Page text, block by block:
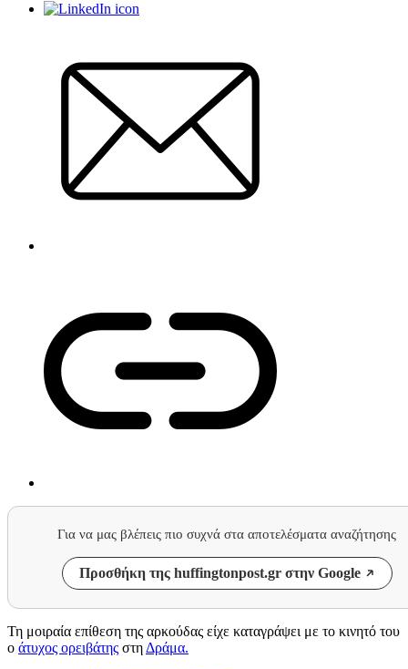
Για να μας βλέπεις πιο συχνά στα αποτελέσματα αναζήτησης
Προσθήκη της huffingtonpost.gr στην Google
Τη μοιραία επίθεση της αρκούδας είχε καταγράψει με το κινητό του
ο άτυχος ορειβάτης στη Δράμα.